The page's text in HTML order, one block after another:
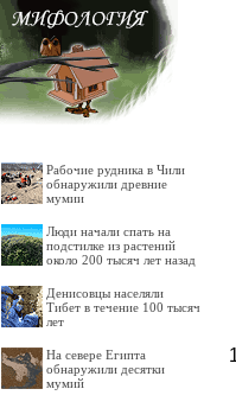
Рабочие рудника в Чили
обнаружили древние
мумии
Люди начали спать на
подстилке из растений
около 200 тысяч лет назад
Денисовцы населяли
Тибет в течение 100 тысяч
лет
На севере Египта
обнаружили десятки
мумий